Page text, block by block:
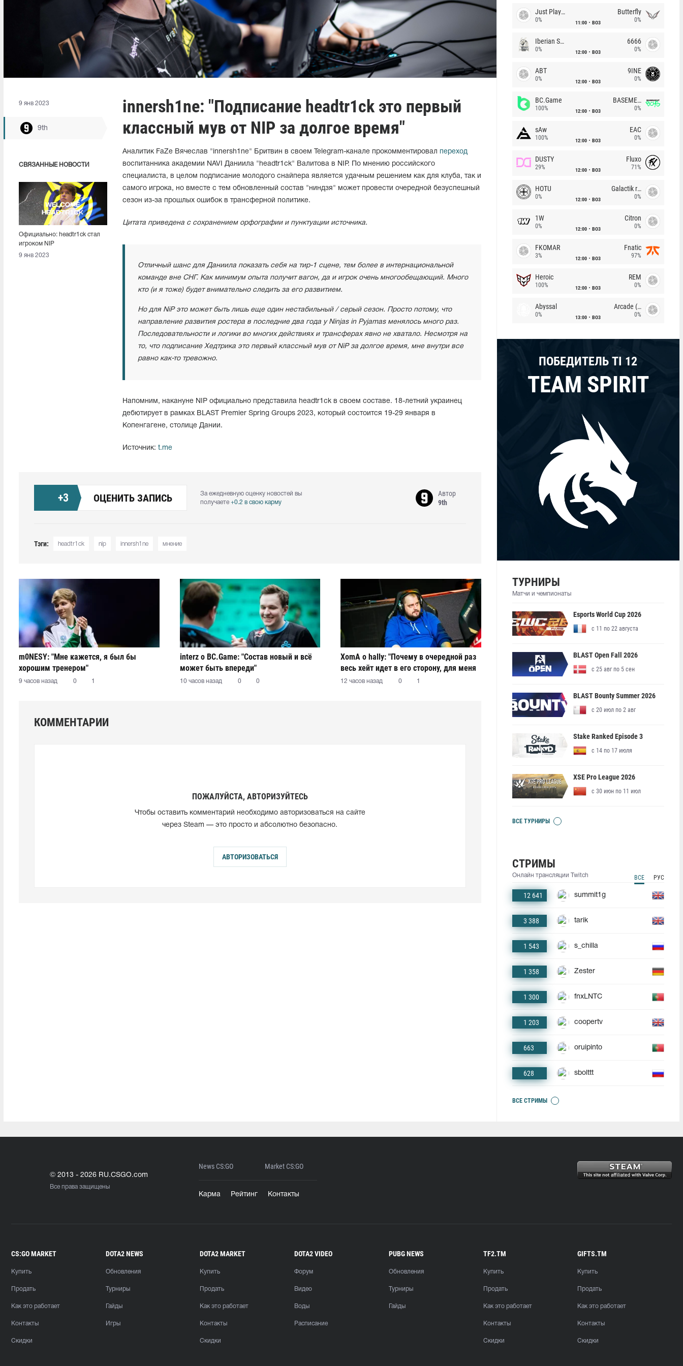
9 янв 2023
9th
СВЯЗАННЫЕ НОВОСТИ
Официально: headtr1ck стал
игроком NIP
9 янв 2023
innersh1ne: "Подписание headtr1ck это первый
классный мув от NIP за долгое время"
Аналитик FaZe Вячеслав "innersh1ne" Бритвин в своем Telegram-канале прокомментировал переход
воспитанника академии NAVI Даниила "headtr1ck" Валитова в NIP. По мнению российского
специалиста, в целом подписание молодого снайпера является удачным решением как для клуба, так и
самого игрока, но вместе с тем обновленный состав "ниндзя" может провести очередной безуспешный
сезон из-за прошлых ошибок в трансферной политике.
Цитата приведена с сохранением орфографии и пунктуации источника.
Отличный шанс для Даниила показать себя на тир-1 сцене, тем более в интернациональной
команде вне СНГ. Как минимум опыта получит вагон, да и игрок очень многообещающий. Много
кто (и я тоже) будет внимательно следить за его развитием.
Но для NiP это может быть лишь еще один нестабильный / серый сезон. Просто потому, что
направление развития ростера в последние два года у Ninjas in Pyjamas менялось много раз.
Последовательности и логики во многих действиях и трансферах явно не хватало. Несмотря на
то, что подписание Хедтрика это первый классный мув от NiP за долгое время, мне внутри все
равно как-то тревожно.
Напомним, накануне NIP официально представила headtr1ck в своем составе. 18-летний украинец
дебютирует в рамках BLAST Premier Spring Groups 2023, который состоится 19-29 января в
Копенгагене, столице Дании.
Источник: t.me
+3 ОЦЕНИТЬ ЗАПИСЬ
За ежедневную оценку новостей вы
получаете +0.2 в свою карму
Автор
9th
Тэги: headtr1ck nip innersh1ne мнение
m0NESY: "Мне кажется, я был бы
хорошим тренером"
9 часов назад 0 1
interz о BC.Game: "Состав новый и всё
может быть впереди"
10 часов назад 0 0
XomA о hally: "Почему в очередной раз
весь хейт идет в его сторону, для меня
остается загадкой"
12 часов назад 0 1
КОММЕНТАРИИ
ПОЖАЛУЙСТА, АВТОРИЗУЙТЕСЬ
Чтобы оставить комментарий необходимо авторизоваться на сайте
через Steam — это просто и абсолютно безопасно.
АВТОРИЗОВАТЬСЯ
Just Players
0% 11:00 BO3
Butterfly
0%
Iberian Soul
0% 12:00 BO3
6666
0%
ABT
0% 12:00 BO3
9INE
0%
BC.Game
100% 12:00 BO3
BASEMENT BOYS
0%
sAw
100% 12:00 BO3
EAC
0%
DUSTY
29% 12:00 BO3
Fluxo
71%
HOTU
0% 12:00 BO3
Galactik rebels
0%
1W
0% 12:00 BO3
Citron
0%
FKOMAR
3% 12:00 BO3
Fnatic
97%
Heroic
100% 12:00 BO3
REM
0%
Abyssal
0% 13:00 BO3
Arcade (AU)
0%
ПОБЕДИТЕЛЬ TI 12
TEAM SPIRIT
ТУРНИРЫ
Матчи и чемпионаты
Esports World Cup 2026
с 11 по 22 августа
BLAST Open Fall 2026
с 25 авг по 5 сен
BLAST Bounty Summer 2026
с 20 июл по 2 авг
Stake Ranked Episode 3
с 14 по 17 июля
XSE Pro League 2026
с 30 июн по 11 июл
ВСЕ ТУРНИРЫ
СТРИМЫ
Онлайн трансляции Twitch ВСЕ РУС
12 641 summit1g
3 388 tarik
1 543 s_chilla
1 358 Zester
1 300 fnxLNTC
1 203 coopertv
663 oruipinto
628 sbolttt
ВСЕ СТРИМЫ
© 2013 - 2026 RU.CSGO.com
Все права защищены
News CS:GO Market CS:GO
Карма Рейтинг Контакты
CS:GO MARKET
Купить
Продать
Как это работает
Контакты
Скидки
DOTA2 NEWS
Обновления
Турниры
Гайды
Игры
DOTA2 MARKET
Купить
Продать
Как это работает
Контакты
Скидки
DOTA2 VIDEO
Форум
Видео
Воды
Расписание
PUBG NEWS
Обновления
Турниры
Гайды
TF2.TM
Купить
Продать
Как это работает
Контакты
Скидки
GIFTS.TM
Купить
Продать
Как это работает
Контакты
Скидки